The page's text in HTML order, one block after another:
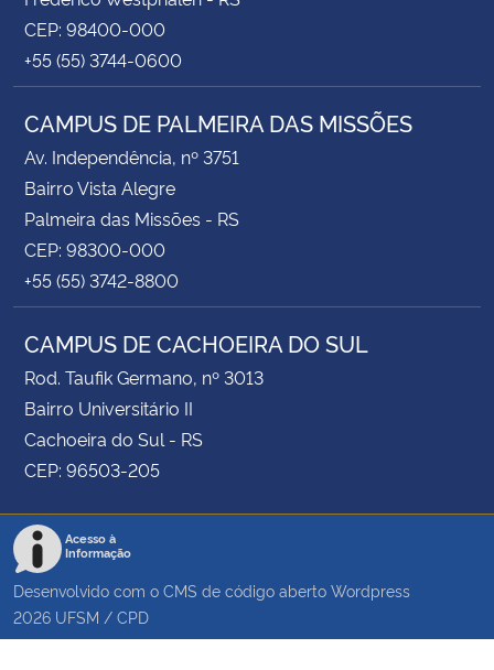
CEP: 98400-000
+55 (55) 3744-0600
CAMPUS DE PALMEIRA DAS MISSÕES
Av. Independência, nº 3751
Bairro Vista Alegre
Palmeira das Missões - RS
CEP: 98300-000
+55 (55) 3742-8800
CAMPUS DE CACHOEIRA DO SUL
Rod. Taufik Germano, nº 3013
Bairro Universitário II
Cachoeira do Sul - RS
CEP: 96503-205
Acesso à
Informação
Desenvolvido com o CMS de código aberto Wordpress
2026 UFSM / CPD